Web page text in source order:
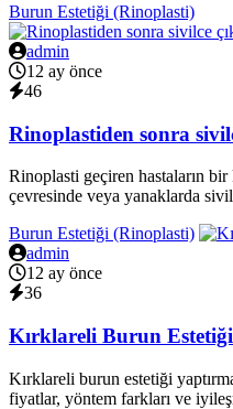
Burun Estetiği (Rinoplasti)
admin
12 ay önce
46
Rinoplastiden sonra
Rinoplasti geçiren hastaların bir
çevresinde veya yanaklarda
Burun Estetiği (Rinoplasti)
admin
12 ay önce
36
Kırklareli Burun
Kırklareli burun estetiği
fiyatlar, yöntem farkları ve